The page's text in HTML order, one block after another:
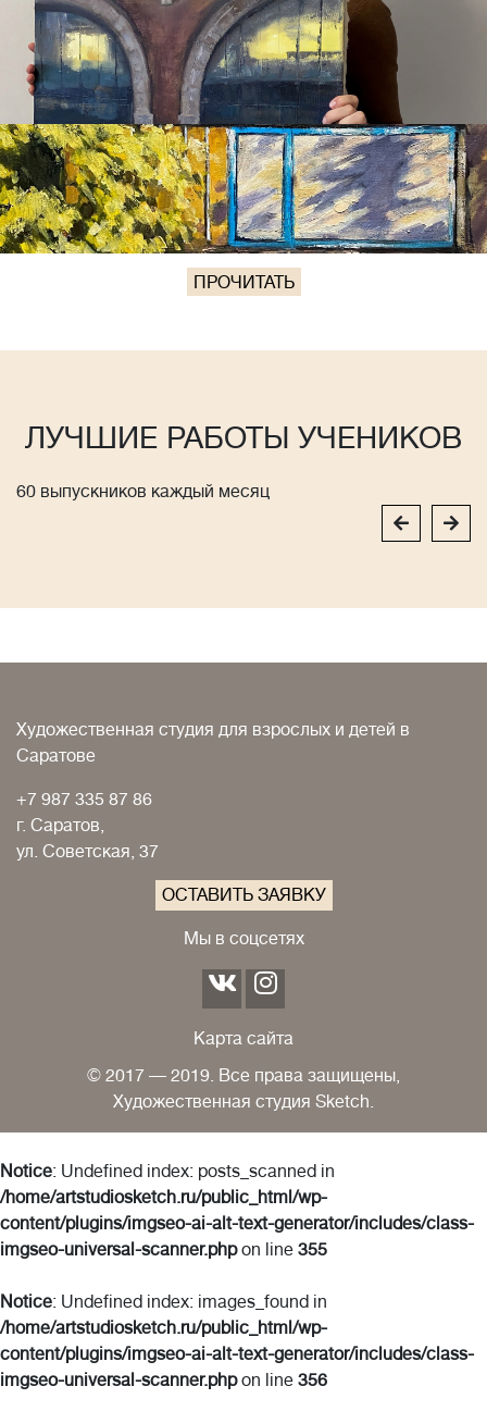
ПРОЧИТАТЬ
ЛУЧШИЕ РАБОТЫ УЧЕНИКОВ
60 выпускников каждый месяц
Художественная студия для взрослых и детей в
Саратове
+7 987 335 87 86
г. Саратов,
ул. Советская, 37
ОСТАВИТЬ ЗАЯВКУ
Мы в соцсетях
Карта сайта
© 2017 — 2019. Все права защищены,
Художественная студия Sketch.
Notice: Undefined index: posts_scanned in
/home/artstudiosketch.ru/public_html/wp-
content/plugins/imgseo-ai-alt-text-generator/includes/class-
imgseo-universal-scanner.phpon line 355
Notice: Undefined index: images_found in
/home/artstudiosketch.ru/public_html/wp-
content/plugins/imgseo-ai-alt-text-generator/includes/class-
imgseo-universal-scanner.phpon line 356